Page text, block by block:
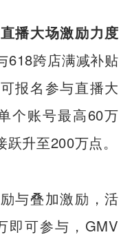
播大场激励力度
618跨店满减补贴
报名参与直播大
个账号最高60万
升至200万点。
与叠加激励，活
即可参与，GMV